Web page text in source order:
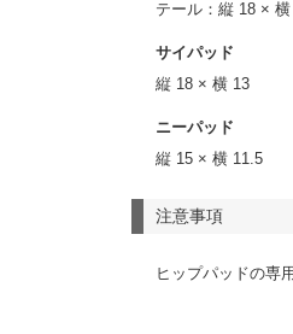
テール：縦 18 ×
サイパッド
縦 18 × 横 13
ニーパッド
縦 15 × 横 11.5
注意事項
ヒップパッドの専